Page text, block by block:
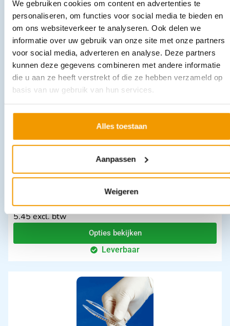
We gebruiken cookies om content en advertenties te
personaliseren, om functies voor social media te bieden en
om ons websiteverkeer te analyseren. Ook delen we
informatie over uw gebruik van onze site met onze partners
voor social media, adverteren en analyse. Deze partners
kunnen deze gegevens combineren met andere informatie
die u aan ze heeft verstrekt of die ze hebben verzameld op
basis van uw gebruik van hun services.
Alles toestaan
Aanpassen
Weigeren
Pincet met loep
€11,23 incl. btw
9.28 excl. btw
In winkelwagen
Leverbaar
Reflexhamers in diverse uitvoeringen
€6,59 – €20,92 incl. btw
5.45 excl. btw
Opties bekijken
Leverbaar